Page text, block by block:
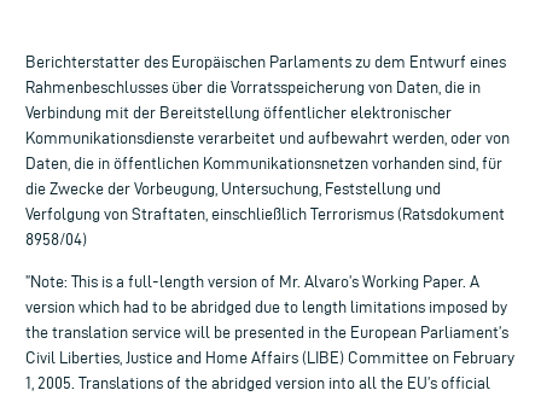
Berichterstatter des Europäischen Parlaments zu dem Entwurf eines
Rahmenbeschlusses über die Vorratsspeicherung von Daten, die in
Verbindung mit der Bereitstellung öffentlicher elektronischer
Kommunikationsdienste verarbeitet und aufbewahrt werden, oder von
Daten, die in öffentlichen Kommunikationsnetzen vorhanden sind, für
die Zwecke der Vorbeugung, Untersuchung, Feststellung und
Verfolgung von Straftaten, einschließlich Terrorismus (Ratsdokument
8958/04)
”Note: This is a full-length version of Mr. Alvaro’s Working Paper. A
version which had to be abridged due to length limitations imposed by
the translation service will be presented in the European Parliament’s
Civil Liberties, Justice and Home Affairs (LIBE) Committee on February
1, 2005. Translations of the abridged version into all the EU’s official